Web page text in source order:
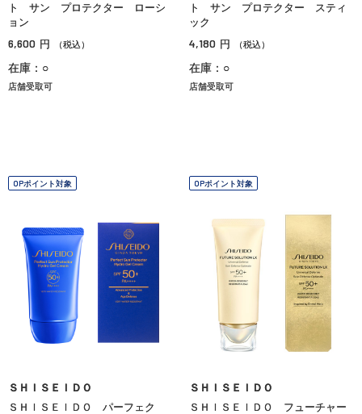
ト サン プロテクター ローシ
ョン
6,600 円 （税込）
在庫：○
店舗受取可
ト サン プロテクター スティ
ック
4,180 円 （税込）
在庫：○
店舗受取可
OPポイント対象
ＳＨＩＳＥＩＤＯ
ＳＨＩＳＥＩＤＯ パーフェク
OPポイント対象
ＳＨＩＳＥＩＤＯ
ＳＨＩＳＥＩＤＯ フューチャー